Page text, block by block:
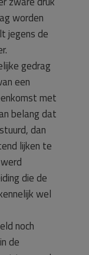
worden
jegens de
gedrag
een
met
belang dat
dan
lijken te
die de
wel
noch
de